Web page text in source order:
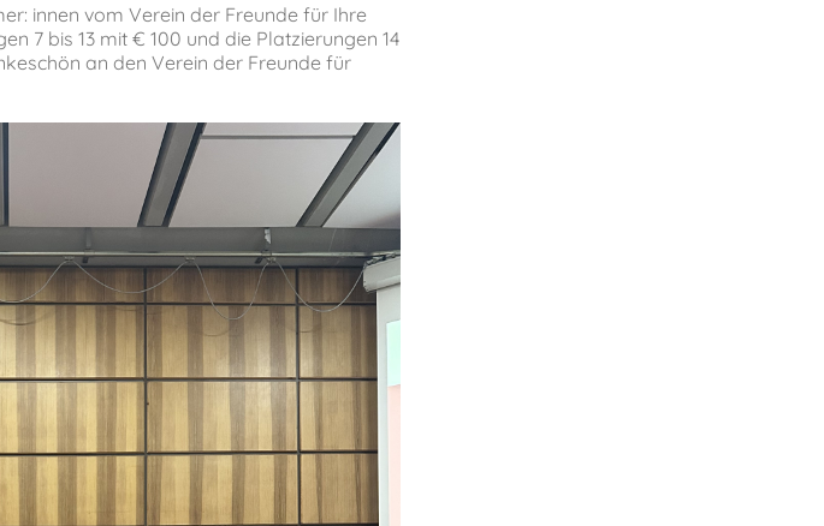
innen vom Verein der Freunde für Ihre
7 bis 13 mit € 100 und die Platzierungen 14
an den Verein der Freunde für